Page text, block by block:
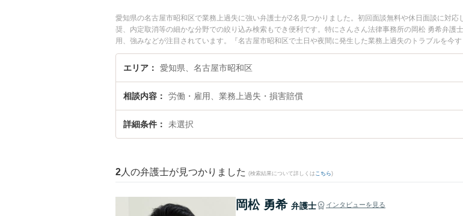
愛知県の名古屋市昭和区で業務上過失に強い弁護士が2名見つかりました。初回面談無料や休日面談に対
奨、内定取消等の細かな分野での絞り込み検索もでき便利です。特にさんさん法律事務所の岡松 勇希弁
用、強みなどが注目されています。『名古屋市昭和区で土日や夜間に発生した業務上過失のトラブルを今
くの弁護士を検索したい』『初回相談無料で業務上過失を法律相談できる名古屋市昭和区内の弁護士に相
エリア 愛知県、名古屋市昭和区
相談内容 労働・雇用、業務上過失・損害賠償
詳細条件 未選択
2 人の弁護士が見つかりました (検索結果について詳しくは こちら)
岡松 勇希 弁護士 インタビューを見る